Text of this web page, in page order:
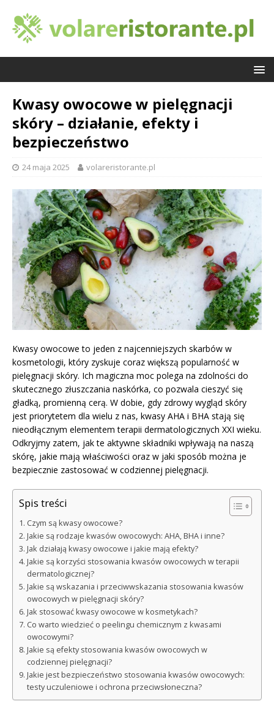
Kwasy owocowe w pielęgnacji
skóry – działanie, efekty i
bezpieczeństwo
24 maja 2025 volareristorante.pl
Kwasy owocowe to jeden z najcenniejszych skarbów w
kosmetologii, który zyskuje coraz większą popularność w
pielęgnacji skóry. Ich magiczna moc polega na zdolności do
skutecznego złuszczania naskórka, co pozwala cieszyć się
gładką, promienną cerą. W dobie, gdy zdrowy wygląd skóry
jest priorytetem dla wielu z nas, kwasy AHA i BHA stają się
nieodłącznym elementem terapii dermatologicznych XXI wieku.
Odkryjmy zatem, jak te aktywne składniki wpływają na naszą
skórę, jakie mają właściwości oraz w jaki sposób można je
bezpiecznie zastosować w codziennej pielęgnacji.
Spis treści
Czym są kwasy owocowe?
Jakie są rodzaje kwasów owocowych: AHA, BHA i inne?
Jak działają kwasy owocowe i jakie mają efekty?
Jakie są korzyści stosowania kwasów owocowych w terapii
dermatologicznej?
Jakie są wskazania i przeciwwskazania stosowania kwasów
owocowych w pielęgnacji skóry?
Jak stosować kwasy owocowe w kosmetykach?
Co warto wiedzieć o peelingu chemicznym z kwasami
owocowymi?
Jakie są efekty stosowania kwasów owocowych w
codziennej pielęgnacji?
Jakie jest bezpieczeństwo stosowania kwasów owocowych:
testy uczuleniowe i ochrona przeciwsłoneczna?